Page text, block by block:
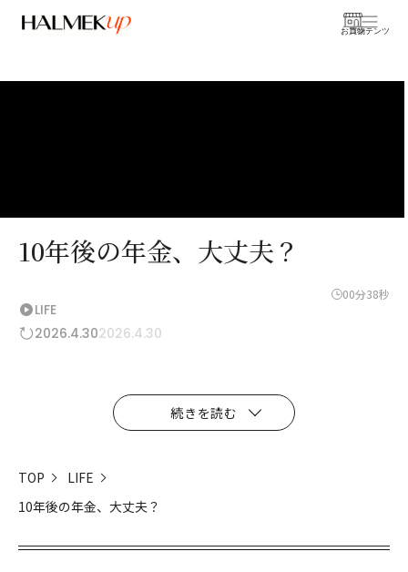
お買物
コンテンツ
10年後の年金、大丈夫？
00分38秒
LIFE
2026.4.302026.4.30
続きを読む
TOP
LIFE
10年後の年金、大丈夫？